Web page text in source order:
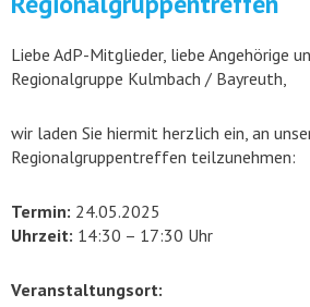
Liebe AdP-Mitglieder, liebe Angehörige
Regionalgruppe Kulmbach / Bayreuth,
wir laden Sie hiermit herzlich ein, an
Regionalgruppentreffen teilzunehmen:
Termin: 24.05.2025
Uhrzeit: 14:30 – 17:30 Uhr
Veranstaltungsort: